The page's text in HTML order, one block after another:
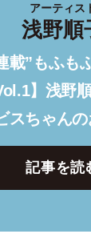
アーティス
浅野順
載”もふも
】浅野
スちゃんの
記事を読